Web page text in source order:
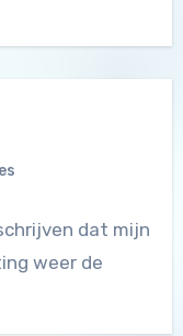
dat mijn
weer de